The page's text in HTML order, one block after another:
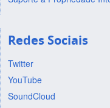
Redes Sociais
Twitter
YouTube
SoundCloud